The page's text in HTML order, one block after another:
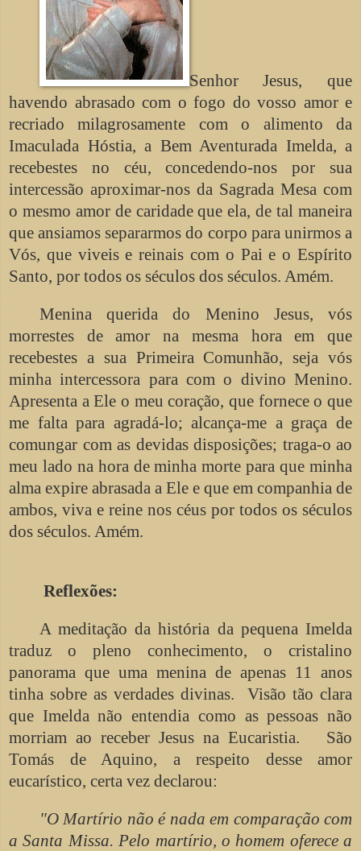
Senhor Jesus, que
havendo abrasado com o fogo do vosso amor e
recriado milagrosamente com o alimento da
Imaculada Hóstia, a Bem Aventurada Imelda, a
recebestes no céu, concedendo-nos por sua
intercessão aproximar-nos da Sagrada Mesa com
o mesmo amor de caridade que ela, de tal maneira
que ansiamos separarmos do corpo para unirmos a
Vós, que viveis e reinais com o Pai e o Espírito
Santo, por todos os séculos dos séculos. Amém.
Menina querida do Menino Jesus, vós
morrestes de amor na mesma hora em que
recebestes a sua Primeira Comunhão, seja vós
minha intercessora para com o divino Menino.
Apresenta a Ele o meu coração, que fornece o que
me falta para agradá-lo; alcança-me a graça de
comungar com as devidas disposições; traga-o ao
meu lado na hora de minha morte para que minha
alma expire abrasada a Ele e que em companhia de
ambos, viva e reine nos céus por todos os séculos
dos séculos. Amém.
Reflexões:
A meditação da história da pequena Imelda
traduz o pleno conhecimento, o cristalino
panorama que uma menina de apenas 11 anos
tinha sobre as verdades divinas. Visão tão clara
que Imelda não entendia como as pessoas não
morriam ao receber Jesus na Eucaristia. São
Tomás de Aquino, a respeito desse amor
eucarístico, certa vez declarou:
"O Martírio não é nada em comparação com
a Santa Missa. Pelo martírio, o homem oferece a